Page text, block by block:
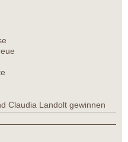
Claudia Landolt gewinnen